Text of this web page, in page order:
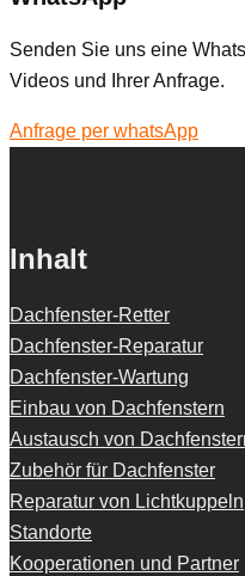
Senden Sie uns eine
Videos und Ihrer Anfrage.
Anfrage per whatsApp
Inhalt
Dachfenster-Retter
Dachfenster-Reparatur
Dachfenster-Wartung
Einbau von Dachfenstern
Austausch von
Zubehör für Dachfenster
Reparatur von Lichtkuppeln
Standorte
Kooperationen und Partner